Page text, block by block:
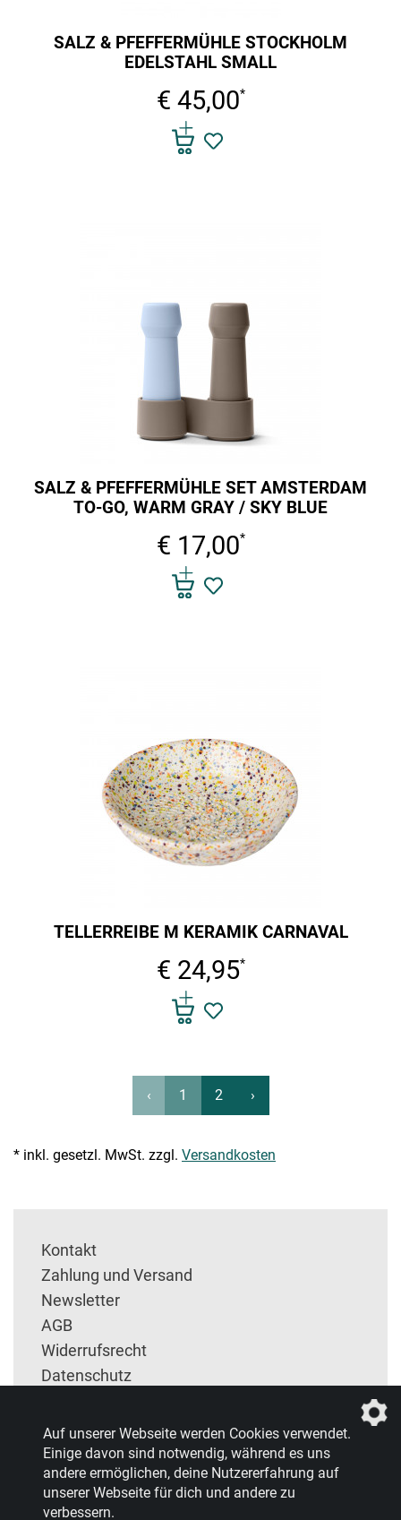
SALZ & PFEFFERMÜHLE STOCKHOLM
EDELSTAHL SMALL
€ 45,00*
SALZ & PFEFFERMÜHLE SET AMSTERDAM
TO-GO, WARM GRAY / SKY BLUE
€ 17,00*
TELLERREIBE M KERAMIK CARNAVAL
€ 24,95*
‹ 1 2 ›
* inkl. gesetzl. MwSt. zzgl. Versandkosten
Kontakt
Zahlung und Versand
Newsletter
AGB
Widerrufsrecht
Datenschutz
Entsorgung und Rückgabe
Auf unserer Webseite werden Cookies verwendet.
Einige davon sind notwendig, während es uns
andere ermöglichen, deine Nutzererfahrung auf
unserer Webseite für dich und andere zu
verbessern.